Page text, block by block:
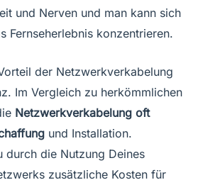
und Nerven und man kann sich
Fernseherlebnis konzentrieren.
der Netzwerkverkabelung
Im Vergleich zu herkömmlichen
Netzwerkverkabelung oft
und Installation.
durch die Nutzung Deines
zusätzliche Kosten für